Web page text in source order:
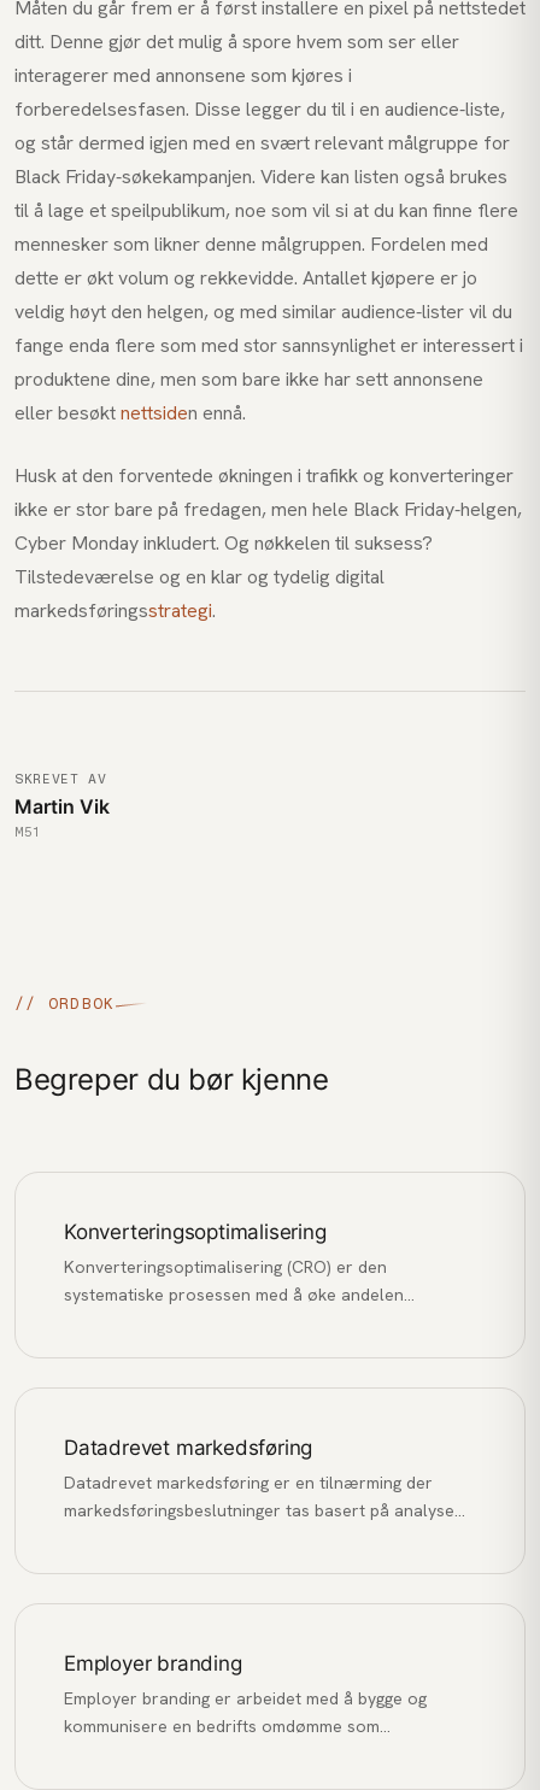
Måten du går frem er å først installere en pixel på nettstedet
ditt. Denne gjør det mulig å spore hvem som ser eller
interagerer med annonsene som kjøres i
forberedelsesfasen. Disse legger du til i en audience-liste,
og står dermed igjen med en svært relevant målgruppe for
Black Friday-søkekampanjen. Videre kan listen også brukes
til å lage et speilpublikum, noe som vil si at du kan finne flere
mennesker som likner denne målgruppen. Fordelen med
dette er økt volum og rekkevidde. Antallet kjøpere er jo
veldig høyt den helgen, og med similar audience-lister vil du
fange enda flere som med stor sannsynlighet er interessert i
produktene dine, men som bare ikke har sett annonsene
eller besøktnettsiden ennå.
Husk at den forventede økningen i trafikk og konverteringer
ikke er stor bare på fredagen, men hele Black Friday-helgen,
Cyber Monday inkludert. Og nøkkelen til suksess?
Tilstedeværelse og en klar og tydelig digital
markedsføringsstrategi.
SKREVET AV
Martin Vik
M51
// ORDBOK
Begreper du bør kjenne
Konverteringsoptimalisering
Konverteringsoptimalisering (CRO) er den
systematiske prosessen med å øke andelen
Datadrevet markedsføring
Datadrevet markedsføring er en tilnærming der
markedsføringsbeslutninger tas basert på analyse
Employer branding
Employer branding er arbeidet med å bygge og
kommunisere en bedrifts omdømme som